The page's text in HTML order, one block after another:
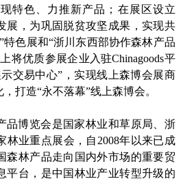
特色、力推新产品；在展区设立
展，为巩固脱贫攻坚成果，实现共
特色展和“浙川东西部协作森林产品
将优质参展企业入驻Chinagoods平
交易中心”，实现线上森博会展商
打造“永不落幕”线上森博会。
品博览会是国家林业和草原局、浙
林业重点展会，自2008年以来已成
森林产品走向国内外市场的重要贸
平台，是中国林业产业转型升级的